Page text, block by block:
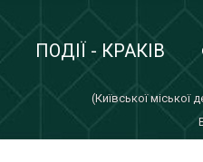
ПОДІЇ - КРАКІВ
(Київської міської